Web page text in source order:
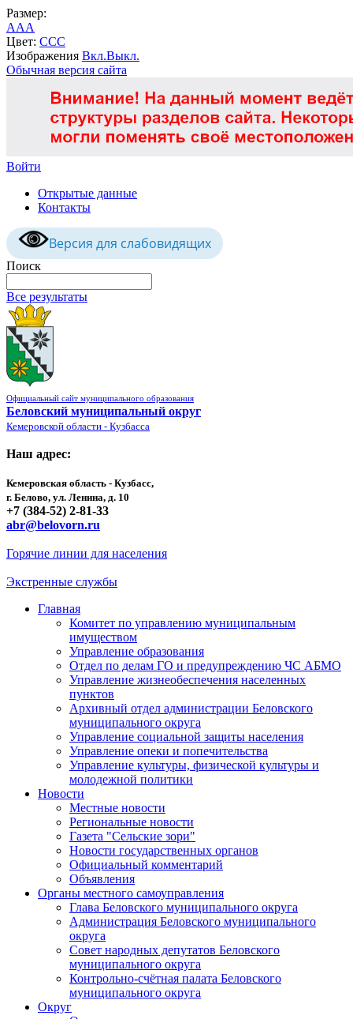
Размер:
AAA
Цвет: CCC
Изображения Вкл.Выкл.
Обычная версия сайта
Войти
Открытые данные
Контакты
Версия для слабовидящих
Поиск
Все результаты
Официальный сайт муниципального образования
Беловский муниципальный округ
Кемеровской области - Кузбасса
Наш адрес:
Кемеровская область - Кузбасс,
г. Белово, ул. Ленина, д. 10
+7 (384-52) 2-81-33
abr@belovorn.ru
Горячие линии для населения
Экстренные службы
Главная
Комитет по управлению муниципальным
имуществом
Управление образования
Отдел по делам ГО и предупреждению ЧС АБМО
Управление жизнеобеспечения населенных
пунктов
Архивный отдел администрации Беловского
муниципального округа
Управление социальной защиты населения
Управление опеки и попечительства
Управление культуры, физической культуры и
молодежной политики
Новости
Местные новости
Региональные новости
Газета "Сельские зори"
Новости государственных органов
Официальный комментарий
Объявления
Органы местного самоуправления
Глава Беловского муниципального округа
Администрация Беловского муниципального
округа
Совет народных депутатов Беловского
муниципального округа
Контрольно-счётная палата Беловского
муниципального округа
Округ